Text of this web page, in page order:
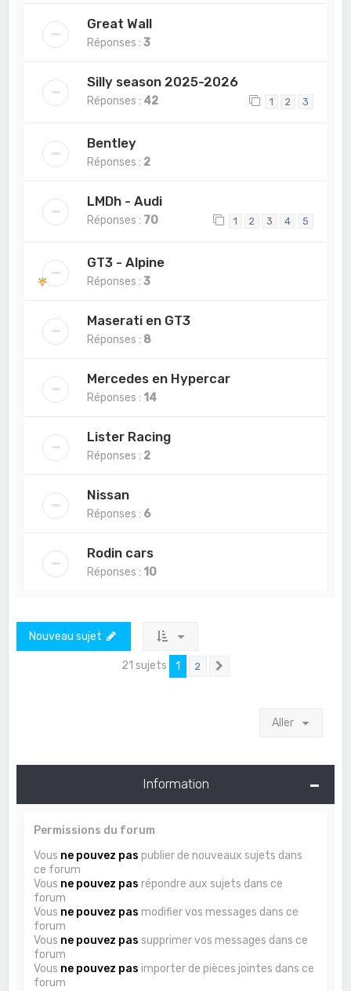
Great Wall
Réponses :3
Silly season 2025-2026
Réponses : 42 1 2 3
Bentley
Réponses : 2
LMDh - Audi
Réponses : 70 1 2 3 4 5
GT3 - Alpine
Réponses :3
Maserati en GT3
Réponses : 8
Mercedes en Hypercar
Réponses : 14
Lister Racing
Réponses : 2
Nissan
Réponses : 6
Rodin cars
Réponses : 10
Nouveau sujet
21 sujets 1 2
Aller
Information
Permissions du forum
Vous ne pouvez pas publier de nouveaux sujets dans
ce forum
Vous ne pouvez pas répondre aux sujets dans ce
forum
Vous ne pouvez pas modifier vos messages dans ce
forum
Vous ne pouvez pas supprimer vos messages dans ce
forum
Vous ne pouvez pas importer de pièces jointes dans ce
forum